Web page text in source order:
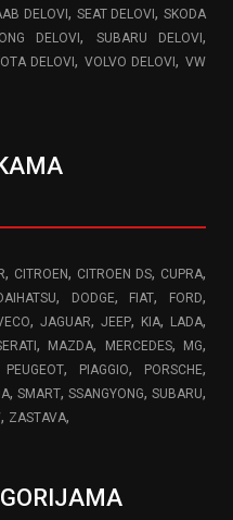
DELOVI, SEAT DELOVI, SKODA
DELOVI, SUBARU DELOVI,
DELOVI, VOLVO DELOVI, VW
, CITROEN, CITROEN DS, CUPRA,
, DODGE, FIAT, FORD,
, JAGUAR, JEEP, KIA, LADA,
, MAZDA, MERCEDES, MG,
PEUGEOT, PIAGGIO, PORSCHE,
, SMART, SSANGYONG,SUBARU,
, ZASTAVA,